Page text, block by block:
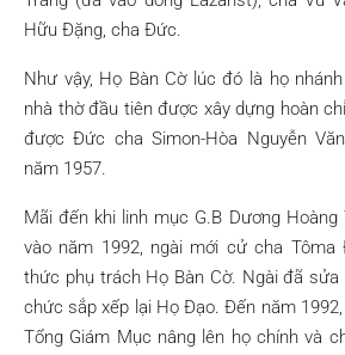
Hữu Đặng, cha Đức.
Như vậy, Họ Bàn Cờ lúc đó là họ
nhà thờ đầu tiên được xây dựng hoàn
được Đức cha Simon-Hòa Nguyễn
năm 1957.
Mãi đến khi linh mục G.B Dương
vào năm 1992, ngài mới cử cha Tôma
thức phụ trách Họ Bàn Cờ. Ngài đã
chức sắp xếp lại Họ Đạo. Đến năm
Tổng Giám Mục nâng lên họ chính và